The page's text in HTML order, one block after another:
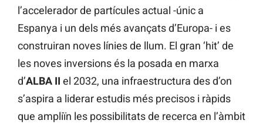
l’accelerador de partícules actual -únic a
Espanya i un dels més avançats d’Europa- i es
construiran noves línies de llum. El gran ‘hit’ de
les noves inversions és la posada en marxa
d’ALBA II el 2032, una infraestructura des d’on
s’aspira a liderar estudis més precisos i ràpids
que ampliïn les possibilitats de recerca en l’àmbit